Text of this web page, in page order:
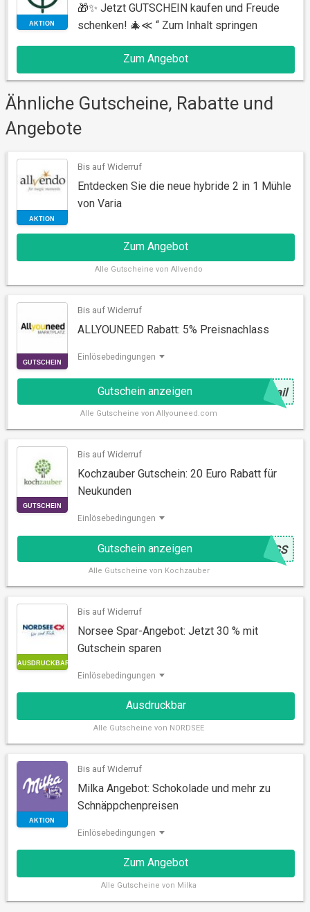
🎁✨ Jetzt GUTSCHEIN kaufen und Freude
schenken! 🎄≪ “ Zum Inhalt springen
Zum Angebot
Ähnliche Gutscheine, Rabatte und
Angebote
AKTION
Bis auf Widerruf
Entdecken Sie die neue hybride 2 in 1 Mühle
von Varia
Zum Angebot
Alle Gutscheine von Allvendo
GUTSCHEIN
Bis auf Widerruf
ALLYOUNEED Rabatt: 5% Preisnachlass
Einlösebedingungen
Gutschein anzeigen @ ail
Alle Gutscheine von Allyouneed.com
GUTSCHEIN
Bis auf Widerruf
Kochzauber Gutschein: 20 Euro Rabatt für
Neukunden
Einlösebedingungen
Gutschein anzeigen @8GS
Alle Gutscheine von Kochzauber
Bis auf Widerruf
Norsee Spar-Angebot: Jetzt 30 % mit
Gutschein sparen
Einlösebedingungen
Ausdruckbar
Alle Gutscheine von NORDSEE
Bis auf Widerruf
Milka Angebot: Schokolade und mehr zu
Schnäppchenpreisen
Einlösebedingungen
Zum Angebot
Alle Gutscheine von Milka